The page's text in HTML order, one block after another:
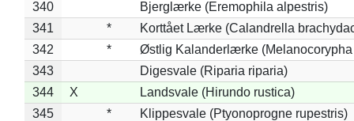
340
Bjerglærke (Eremophila alpestris)
341
*
Korttået Lærke (Calandrella
342
*
Østlig Kalanderlærke (Melanocorypha
343
Digesvale (Riparia riparia)
344
X
Landsvale (Hirundo rustica)
345
*
Klippesvale (Ptyonoprogne rupestris)